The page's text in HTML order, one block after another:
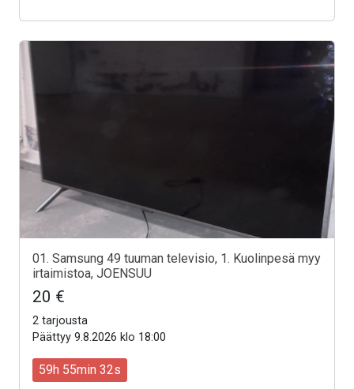
01. Samsung 49 tuuman televisio, 1. Kuolinpesä myy
irtaimistoa, JOENSUU
20 €
2 tarjousta
Päättyy 9.8.2026 klo 18:00
59h 55min 30s